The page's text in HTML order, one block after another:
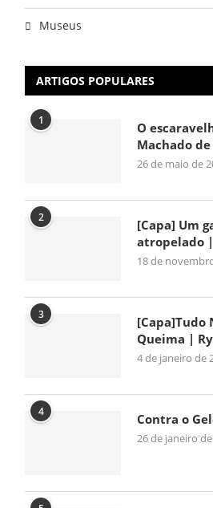
Museus
ARTIGOS POPULARES
1
O
Machado
26 de maio de
2
[Capa] Um
atropelado |
18 de
3
[Capa]Tudo
Queima |
4 de janeiro de
4 Contra o
26 de janeiro